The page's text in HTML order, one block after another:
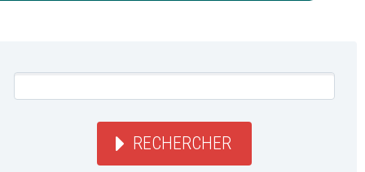
RECHERCHER